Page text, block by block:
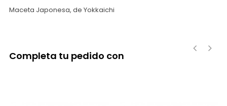
Maceta Japonesa, de Yokkaichi
Completa tu pedido con